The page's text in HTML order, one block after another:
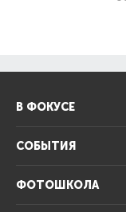
В ФОКУСЕ
СОБЫТИЯ
ФОТОШКОЛА